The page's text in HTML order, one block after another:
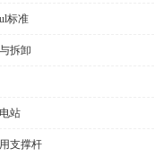
标准
拆卸
站
支撑杆